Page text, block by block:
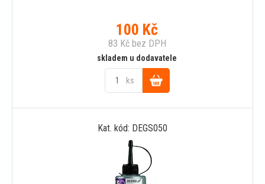
100 Kč
83 Kčbez DPH
skladem u dodavatele
ks
Do
košíku
Kat. kód: DEGS050